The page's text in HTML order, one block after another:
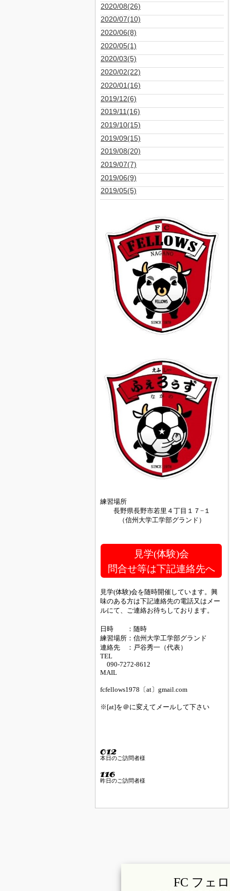
2020/08(26)
2020/07(10)
2020/06(8)
2020/05(1)
2020/03(5)
2020/02(22)
2020/01(16)
2019/12(6)
2019/11(16)
2019/10(15)
2019/09(15)
2019/08(20)
2019/07(7)
2019/06(9)
2019/05(5)
練習場所
長野県長野市若里４丁目１７−１
（信州大学工学部グランド）
見学(体験)会
問合せ等は下記連絡先へ
見学(体験)会を随時開催しています。興
味のある方は下記連絡先の電話又はメー
ルにて、ご連絡お待ちしております。
日時 ：随時
練習場所：信州大学工学部グランド
連絡先 ：戸谷秀一（代表）
TEL
090-7272-8612
MAIL
fcfellows1978〔at〕gmail.com
※[at]を＠に変えてメールして下さい
本日のご訪問者様
昨日のご訪問者様
FC フェ